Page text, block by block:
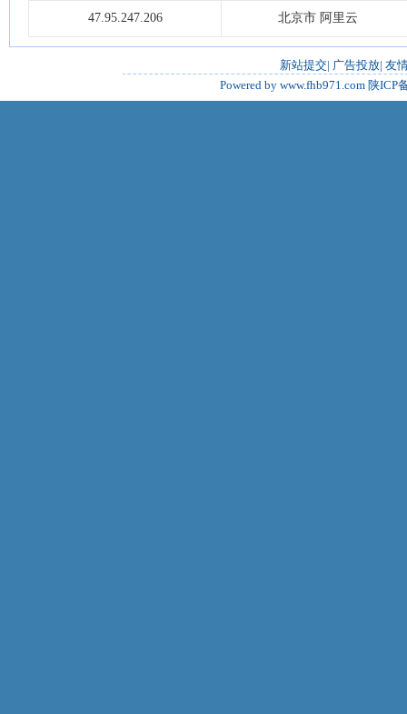
47.95.247.206 北京市 阿里云
新站提交| 广告投放| 友
Powered by www.fhb971.com 陕ICP